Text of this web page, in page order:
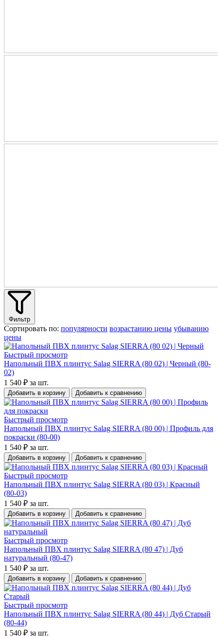
Фильтр
Сортировать по: популярности возрастанию цены убыванию
цены
Быстрый просмотр
Напольный ПВХ плинтус Salag SIERRA (80 02) | Черный (80-
02)
1 540 ₽ за шт.
Добавить в корзину Добавить к сравнению
Быстрый просмотр
Напольный ПВХ плинтус Salag SIERRA (80 00) | Профиль для
покраски (80-00)
1 540 ₽ за шт.
Добавить в корзину Добавить к сравнению
Быстрый просмотр
Напольный ПВХ плинтус Salag SIERRA (80 03) | Красный
(80-03)
1 540 ₽ за шт.
Добавить в корзину Добавить к сравнению
Быстрый просмотр
Напольный ПВХ плинтус Salag SIERRA (80 47) | Дуб
натуральный (80-47)
1 540 ₽ за шт.
Добавить в корзину Добавить к сравнению
Быстрый просмотр
Напольный ПВХ плинтус Salag SIERRA (80 44) | Дуб Старый
(80-44)
1 540 ₽ за шт.